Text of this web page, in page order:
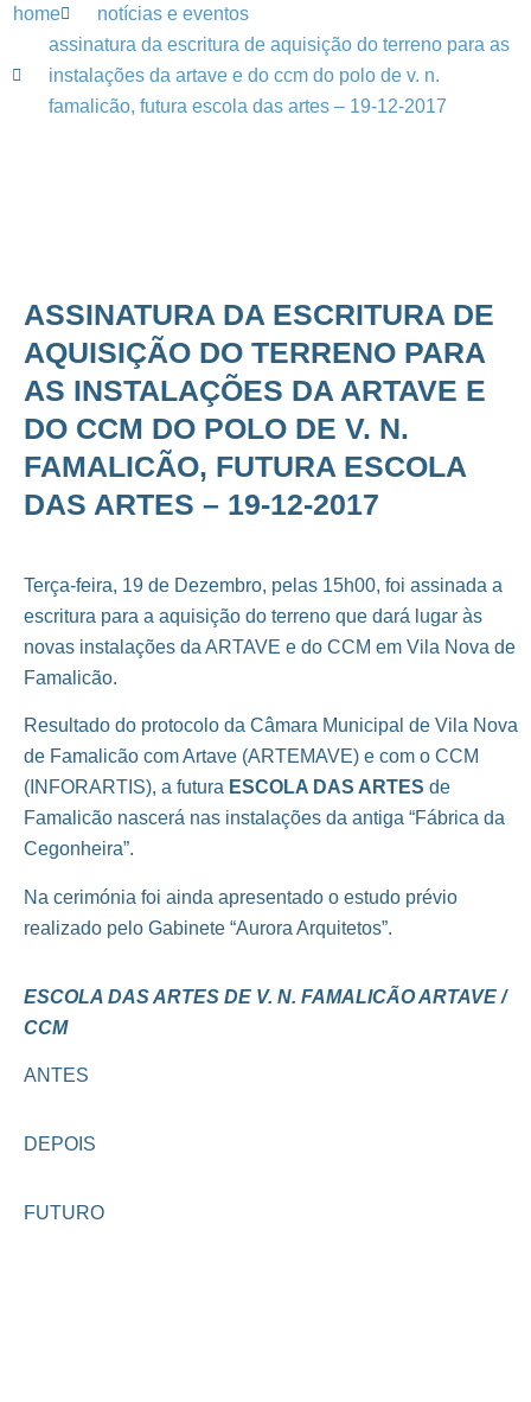
home
notícias e eventos
assinatura da escritura de aquisição do terreno para as
instalações da artave e do ccm do polo de v. n.
famalicão, futura escola das artes – 19-12-2017
ASSINATURA DA ESCRITURA DE
AQUISIÇÃO DO TERRENO PARA
AS INSTALAÇÕES DA ARTAVE E
DO CCM DO POLO DE V. N.
FAMALICÃO, FUTURA ESCOLA
DAS ARTES – 19-12-2017
Terça-feira, 19 de Dezembro, pelas 15h00, foi assinada a
escritura para a aquisição do terreno que dará lugar às
novas instalações da ARTAVE e do CCM em Vila Nova de
Famalicão.
Resultado do protocolo da Câmara Municipal de Vila Nova
de Famalicão com Artave (ARTEMAVE) e com o CCM
(INFORARTIS), a futura ESCOLA DAS ARTES de
Famalicão nascerá nas instalações da antiga “Fábrica da
Cegonheira”.
Na cerimónia foi ainda apresentado o estudo prévio
realizado pelo Gabinete “Aurora Arquitetos”.
ESCOLA DAS ARTES DE V. N. FAMALICÃO ARTAVE /
CCM
ANTES
DEPOIS
FUTURO